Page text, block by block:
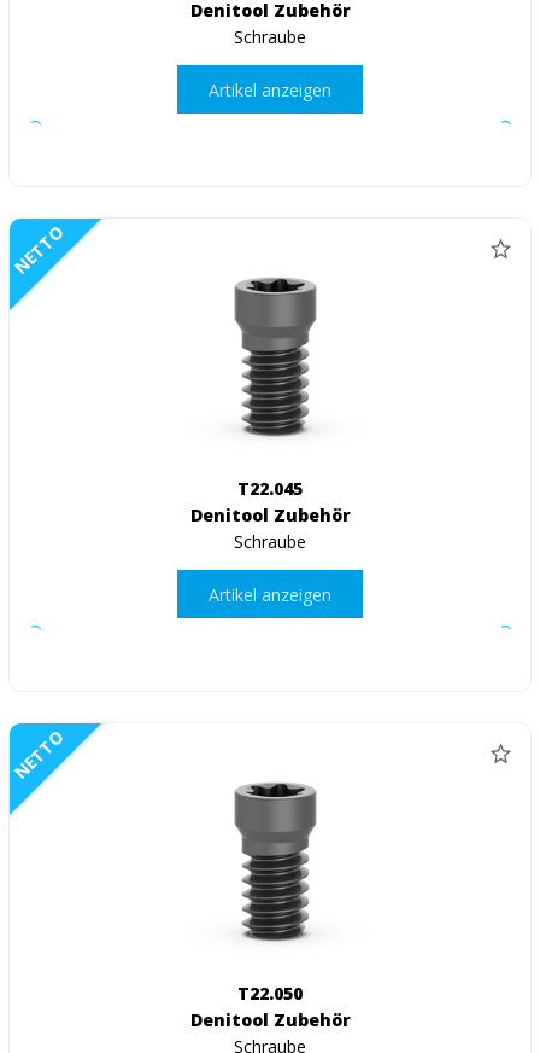
Denitool Zubehör
Schraube
Artikel anzeigen
NETTO
T22.045
Denitool Zubehör
Schraube
Artikel anzeigen
NETTO
T22.050
Denitool Zubehör
Schraube